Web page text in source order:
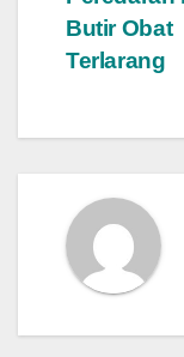
Butir Obat
Terlarang